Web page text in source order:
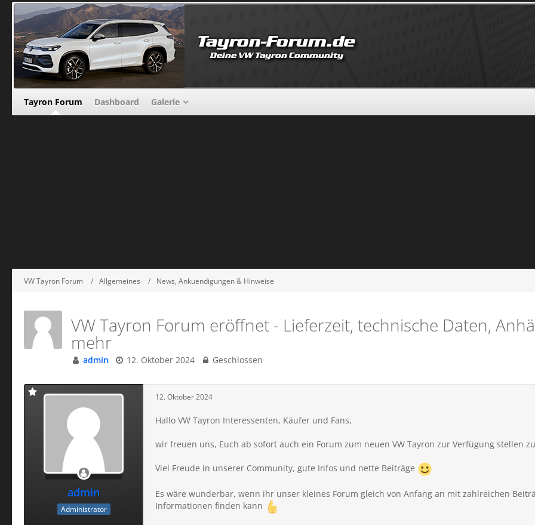
Tayron Forum Dashboard Galerie
VW Tayron Forum Allgemeines News, Ankuendigungen & Hinweise
VW Tayron Forum eröffnet - Lieferzeit, technische Daten,
mehr
admin 12. Oktober 2024 Geschlossen
admin
Administrator
12. Oktober 2024
Hallo VW Tayron Interessenten, Käufer und Fans,
wir freuen uns, Euch ab sofort auch ein Forum zum neuen VW Tayron zur Verfügung stellen
Viel Freude in unserer Community, gute Infos und nette Beiträge
Es wäre wunderbar, wenn ihr unser kleines Forum gleich von Anfang an mit zahlreichen
Informationen finden kann